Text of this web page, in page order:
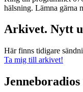
hälsning. Lämna gärna
Arkivet. Nytt
Här finns tidigare
Ta mig till arkivet!
Jenneboradios